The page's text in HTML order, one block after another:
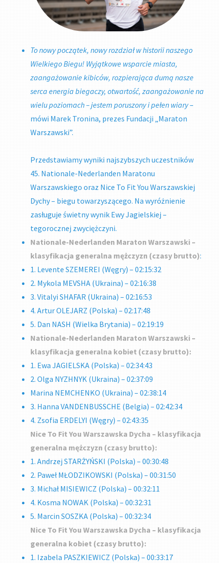
To nowy początek, nowy rozdział w historii naszego
Wielkiego Biegu! Wyjątkowe wsparcie miasta,
zaangażowanie kibiców, rozpierająca dumą nasze
serca energia biegaczy, otwartość, zaangażowanie na
wielu poziomach – jestem poruszony i pełen wiary–
mówi Marek Tronina, prezes Fundacji „Maraton
Warszawski”.
Przedstawiamy wyniki najszybszych uczestników
45. Nationale-Nederlanden Maratonu
Warszawskiego oraz Nice To Fit You Warszawskiej
Dychy – biegu towarzyszącego. Na wyróżnienie
zasługuje świetny wynik Ewy Jagielskiej –
tegorocznej zwyciężczyni.
Nationale-Nederlanden Maraton Warszawski –
klasyfikacja generalna mężczyzn (czasy brutto):
1. Levente SZEMEREI (Węgry) – 02:15:32
2. Mykola MEVSHA (Ukraina) – 02:16:38
3. Vitalyi SHAFAR (Ukraina) – 02:16:53
4. Artur OLEJARZ (Polska) – 02:17:48
5. Dan NASH (Wielka Brytania) – 02:19:19
Nationale-Nederlanden Maraton Warszawski –
klasyfikacja generalna kobiet (czasy brutto):
1. Ewa JAGIELSKA (Polska) – 02:34:43
2. Olga NYZHNYK (Ukraina) – 02:37:09
Marina NEMCHENKO (Ukraina) – 02:38:14
3. Hanna VANDENBUSSCHE (Belgia) – 02:42:34
4. Zsofia ERDELYI (Węgry) – 02:43:35
Nice To Fit You Warszawska Dycha – klasyfikacja
generalna mężczyzn (czasy brutto):
1. Andrzej STARŻYŃSKI (Polska) – 00:30:48
2. Paweł MŁODZIKOWSKI (Polska) – 00:31:50
3. Michał MISIEWICZ (Polska) – 00:32:11
4. Kosma NOWAK (Polska) – 00:32:31
5. Marcin SOSZKA (Polska) – 00:32:34
Nice To Fit You Warszawska Dycha – klasyfikacja
generalna kobiet (czasy brutto):
1. Izabela PASZKIEWICZ (Polska) – 00:33:17